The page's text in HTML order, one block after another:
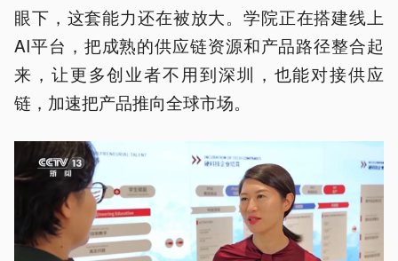
眼下，这套能力还在被放大。学院正在搭建线上
AI平台，把成熟的供应链资源和产品路径整合起
来，让更多创业者不用到深圳，也能对接供应
链，加速把产品推向全球市场。